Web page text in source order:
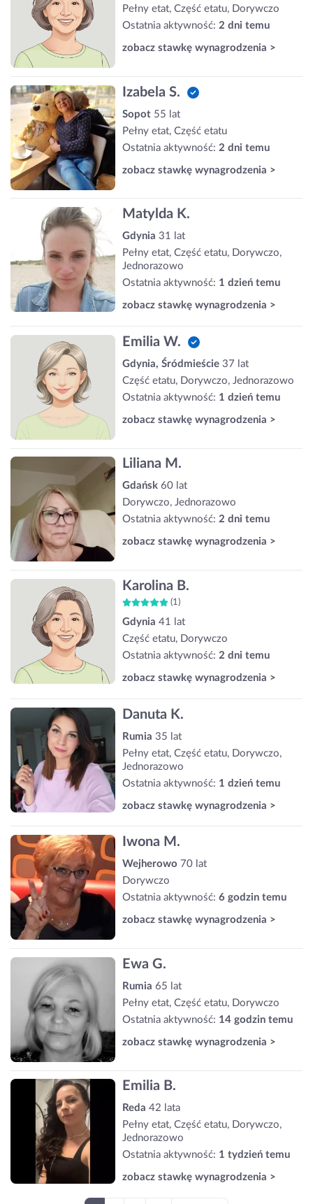
Pełny etat, Część etatu, Dorywczo
Ostatnia aktywność: 2 dni temu
zobacz stawkę wynagrodzenia >
Izabela S.
Sopot 55 lat
Pełny etat, Część etatu
Ostatnia aktywność: 2 dni temu
zobacz stawkę wynagrodzenia >
Matylda K.
Gdynia 31 lat
Pełny etat, Część etatu, Dorywczo,
Jednorazowo
Ostatnia aktywność: 1 dzień temu
zobacz stawkę wynagrodzenia >
Emilia W.
Gdynia, Śródmieście 37 lat
Część etatu, Dorywczo, Jednorazowo
Ostatnia aktywność: 1 dzień temu
zobacz stawkę wynagrodzenia >
Liliana M.
Gdańsk 60 lat
Dorywczo, Jednorazowo
Ostatnia aktywność: 2 dni temu
zobacz stawkę wynagrodzenia >
Karolina B.
(1)
Gdynia 41 lat
Część etatu, Dorywczo
Ostatnia aktywność: 2 dni temu
zobacz stawkę wynagrodzenia >
Danuta K.
Rumia 35 lat
Pełny etat, Część etatu, Dorywczo,
Jednorazowo
Ostatnia aktywność: 1 dzień temu
zobacz stawkę wynagrodzenia >
Iwona M.
Wejherowo 70 lat
Dorywczo
Ostatnia aktywność: 6 godzin temu
zobacz stawkę wynagrodzenia >
Ewa G.
Rumia 65 lat
Pełny etat, Część etatu, Dorywczo
Ostatnia aktywność: 14 godzin temu
zobacz stawkę wynagrodzenia >
Emilia B.
Reda 42 lata
Pełny etat, Część etatu, Dorywczo,
Jednorazowo
Ostatnia aktywność: 1 tydzień temu
zobacz stawkę wynagrodzenia >